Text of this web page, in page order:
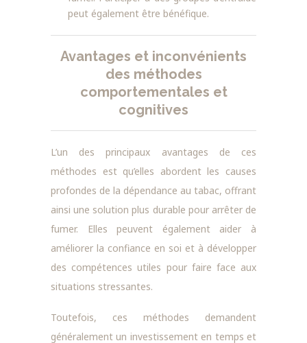
peut également être bénéfique.
Avantages et inconvénients
des méthodes
comportementales et
cognitives
L’un des principaux avantages de ces
méthodes est qu’elles abordent les causes
profondes de la dépendance au tabac, offrant
ainsi une solution plus durable pour arrêter de
fumer. Elles peuvent également aider à
améliorer la confiance en soi et à développer
des compétences utiles pour faire face aux
situations stressantes.
Toutefois, ces méthodes demandent
généralement un investissement en temps et